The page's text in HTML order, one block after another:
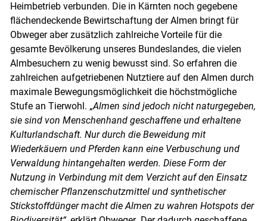
Heimbetrieb verbunden. Die in Kärnten noch gegebene
flächendeckende Bewirtschaftung der Almen bringt für
Obweger aber zusätzlich zahlreiche Vorteile für die
gesamte Bevölkerung unseres Bundeslandes, die vielen
Almbesuchern zu wenig bewusst sind. So erfahren die
zahlreichen aufgetriebenen Nutztiere auf den Almen durch
maximale Bewegungsmöglichkeit die höchstmögliche
Stufe an Tierwohl. „Almen sind jedoch nicht naturgegeben,
sie sind von Menschenhand geschaffene und erhaltene
Kulturlandschaft. Nur durch die Beweidung mit
Wiederkäuern und Pferden kann eine Verbuschung und
Verwaldung hintangehalten werden. Diese Form der
Nutzung in Verbindung mit dem Verzicht auf den Einsatz
chemischer Pflanzenschutzmittel und synthetischer
Stickstoffdünger macht die Almen zu wahren Hotspots der